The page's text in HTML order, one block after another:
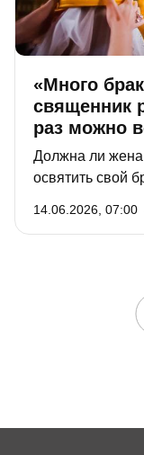
«Много
священник
раз можно
Должна ли
освятить свой
существует ли
важных для
14.06.2026, 07:00